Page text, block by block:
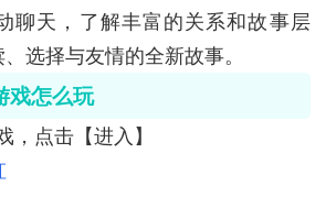
聊天，了解丰富的关系和故事层
选择与友情的全新故事。
戏怎么玩
，点击【进入】